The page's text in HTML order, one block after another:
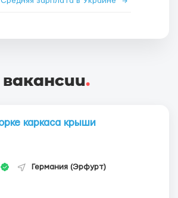
.
каркаса крыши
Германия (Эрфурт)